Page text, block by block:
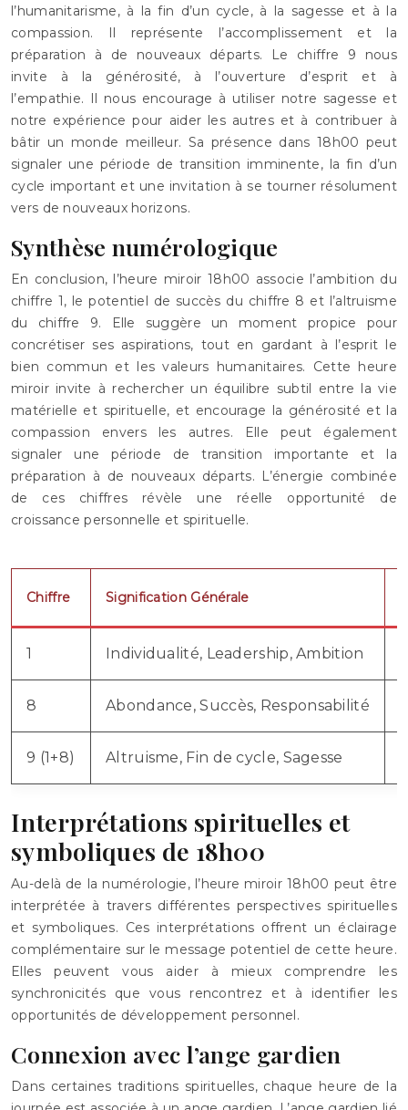
l’humanitarisme, à la fin d’un cycle, à la sagesse et à la
compassion. Il représente l’accomplissement et la
préparation à de nouveaux départs. Le chiffre 9 nous
invite à la générosité, à l’ouverture d’esprit et à
l’empathie. Il nous encourage à utiliser notre sagesse et
notre expérience pour aider les autres et à contribuer à
bâtir un monde meilleur. Sa présence dans 18h00 peut
signaler une période de transition imminente, la fin d’un
cycle important et une invitation à se tourner résolument
vers de nouveaux horizons.
Synthèse numérologique
En conclusion, l’heure miroir 18h00 associe l’ambition du
chiffre 1, le potentiel de succès du chiffre 8 et l’altruisme
du chiffre 9. Elle suggère un moment propice pour
concrétiser ses aspirations, tout en gardant à l’esprit le
bien commun et les valeurs humanitaires. Cette heure
miroir invite à rechercher un équilibre subtil entre la vie
matérielle et spirituelle, et encourage la générosité et la
compassion envers les autres. Elle peut également
signaler une période de transition importante et la
préparation à de nouveaux départs. L’énergie combinée
de ces chiffres révèle une réelle opportunité de
croissance personnelle et spirituelle.
Chiffre Signification Générale
1 Individualité, Leadership, Ambition
8 Abondance, Succès, Responsabilité
9 (1+8) Altruisme, Fin de cycle, Sagesse
Interprétations spirituelles et
symboliques de 18h00
Au-delà de la numérologie, l’heure miroir 18h00 peut être
interprétée à travers différentes perspectives spirituelles
et symboliques. Ces interprétations offrent un éclairage
complémentaire sur le message potentiel de cette heure.
Elles peuvent vous aider à mieux comprendre les
synchronicités que vous rencontrez et à identifier les
opportunités de développement personnel.
Connexion avec l’ange gardien
Dans certaines traditions spirituelles, chaque heure de la